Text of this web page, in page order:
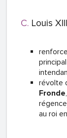
Louis XIII
révolte
Fronde
au roi